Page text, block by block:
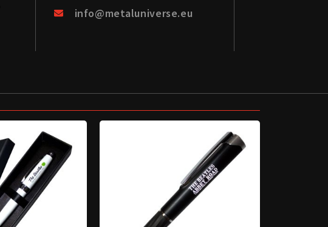
info@metaluniverse.eu